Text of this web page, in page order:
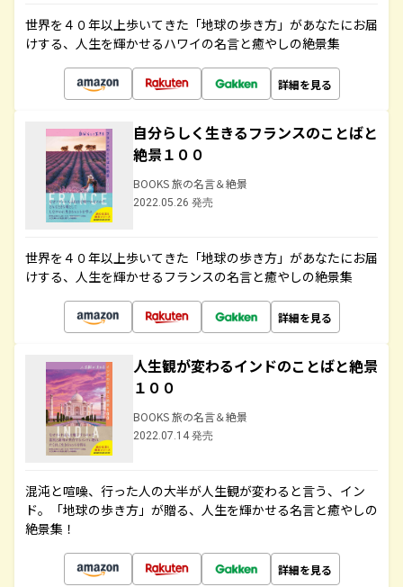
世界を４０年以上歩いてきた「地球の歩き方」があなたにお届
けする、人生を輝かせるハワイの名言と癒やしの絶景集
詳細を見る
自分らしく生きるフランスのことばと
絶景１００
BOOKS 旅の名言＆絶景
2022.05.26 発売
世界を４０年以上歩いてきた「地球の歩き方」があなたにお届
けする、人生を輝かせるフランスの名言と癒やしの絶景集
詳細を見る
人生観が変わるインドのことばと絶景
１００
BOOKS 旅の名言＆絶景
2022.07.14 発売
混沌と喧噪、行った人の大半が人生観が変わると言う、イン
ド。「地球の歩き方」が贈る、人生を輝かせる名言と癒やしの
絶景集！
詳細を見る